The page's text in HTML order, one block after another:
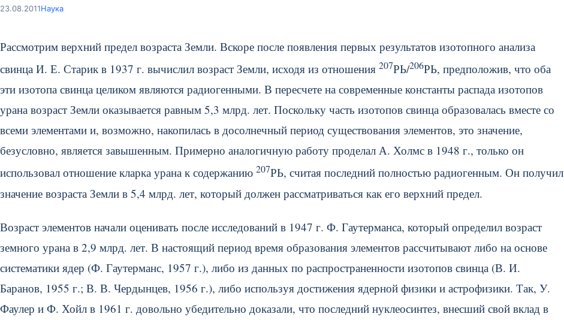
23.08.2011Наука
Рассмотрим верхний предел возраста Земли. Вскоре после появления первых результатов изотопного анализа
свинца И. Е. Старик в 1937 г. вычислил возраст Земли, исходя из отношения 207РЬ/206РЬ, предположив, что оба
эти изотопа свинца целиком являются радиогенными. В пересчете на современные константы распада изотопов
урана возраст Земли оказывается равным 5,3 млрд. лет. Поскольку часть изотопов свинца образовалась вместе со
всеми элементами и, возможно, накопилась в досолнечный период существования элементов, это значение,
безусловно, является завышенным. Примерно аналогичную работу проделал А. Холмс в 1948 г., только он
использовал отношение кларка урана к содержанию 207РЬ, считая последний полностью радиогенным. Он получил
значение возраста Земли в 5,4 млрд. лет, который должен рассматриваться как его верхний предел.
Возраст элементов начали оценивать после исследований в 1947 г. Ф. Гаутерманса, который определил возраст
земного урана в 2,9 млрд. лет. В настоящий период время образования элементов рассчитывают либо на основе
систематики ядер (Ф. Гаутерманс, 1957 г.), либо из данных по распространенности изотопов свинца (В. И.
Баранов, 1955 г.; В. В. Чердынцев, 1956 г.), либо используя достижения ядерной физики и астрофизики. Так, У.
Фаулер и Ф. Хойл в 1961 г. довольно убедительно доказали, что последний нуклеосинтез, внесший свой вклад в